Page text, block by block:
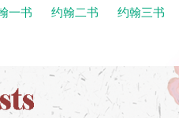
一书 约翰二书 约翰三书